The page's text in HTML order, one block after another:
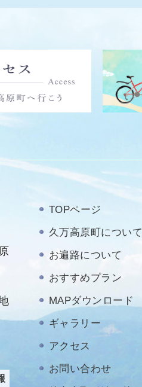
TOPページ
久万高原町について
お遍路について
おすすめプラン
MAPダウンロード
ギャラリー
アクセス
お問い合わせ